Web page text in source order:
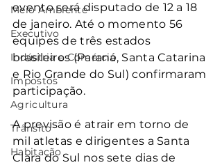
Meio Ambiente
Executivo
Indústria e Comércio
Impostos
Agricultura
Trânsito
Habitação
evento será disputado de 12 a 18
de janeiro. Até o momento 56
equipes de três estados
brasileiros (Paraná, Santa Catarina
e Rio Grande do Sul) confirmaram
participação.
A previsão é atrair em torno de
mil atletas e dirigentes a Santa
Clara do Sul nos sete dias de